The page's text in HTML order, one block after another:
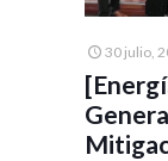
30 julio,